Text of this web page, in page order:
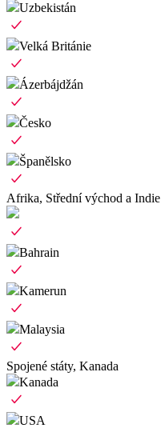
Uzbekistán
Velká Británie
Ázerbájdžán
Česko
Španělsko
Afrika, Střední východ a Indie
Bahrain
Kamerun
Malaysia
Spojené státy, Kanada
Kanada
USA